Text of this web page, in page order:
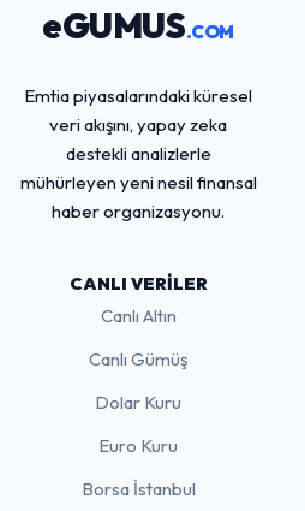
eGUMUS.COM
Emtia piyasalarındaki küresel
veri akışını, yapay zeka
destekli analizlerle
mühürleyen yeni nesil finansal
haber organizasyonu.
CANLI VERILER
Canlı Altın
Canlı Gümüş
Dolar Kuru
Euro Kuru
Borsa İstanbul